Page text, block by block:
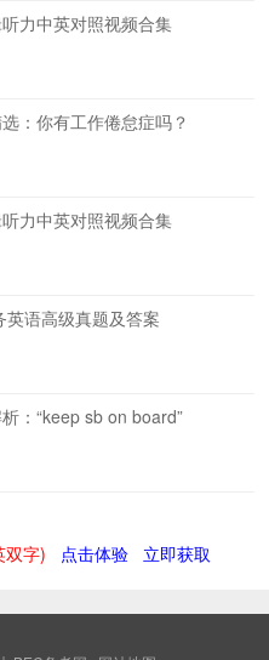
力中英对照视频合集
：你有工作倦怠症吗？
力中英对照视频合集
语高级真题及答案
：“keep sb on board”
双字) 点击体验 立即获取